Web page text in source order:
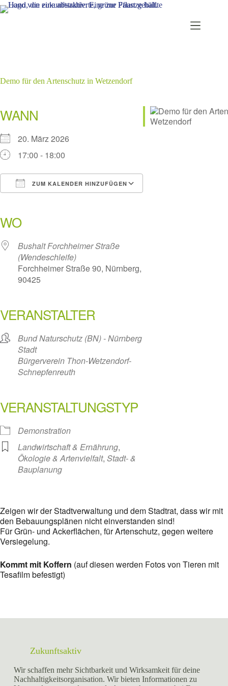
Zum
Inhalt
Demo für den Artenschutz in Wetzendorf
WANN
20. März 2026
17:00 - 18:00
ZUM KALENDER HINZUFÜGEN
WO
Bushalt Forchheimer Straße
(Wendeschleife)
Forchheimer Straße 90, Nürnberg,
90425
VERANSTALTER
Bund Naturschutz (BN) - Nürnberg
Stadt
Bürgerverein Thon-Wetzendorf-
Schnepfenreuth
VERANSTALTUNGSTYP
Demonstration
Landwirtschaft & Ernährung,
Ökologie & Artenvielfalt, Stadt- &
Bauplanung
Zeigen wir der Stadtverwaltung und dem Stadtrat, dass wir mit
den Bebauungsplänen nicht einverstanden sind!
Für Grün- und Ackerflächen, für Artenschutz, gegen weitere
Versiegelung.
Kommt mit Koffern (auf diesen werden Fotos von Tieren mit
Tesafilm befestigt)
Zukunftsaktiv
Wir schaffen mehr Sichtbarkeit und Wirksamkeit für deine
Nachhaltigkeitsorganisation. Wir bieten Informationen zu